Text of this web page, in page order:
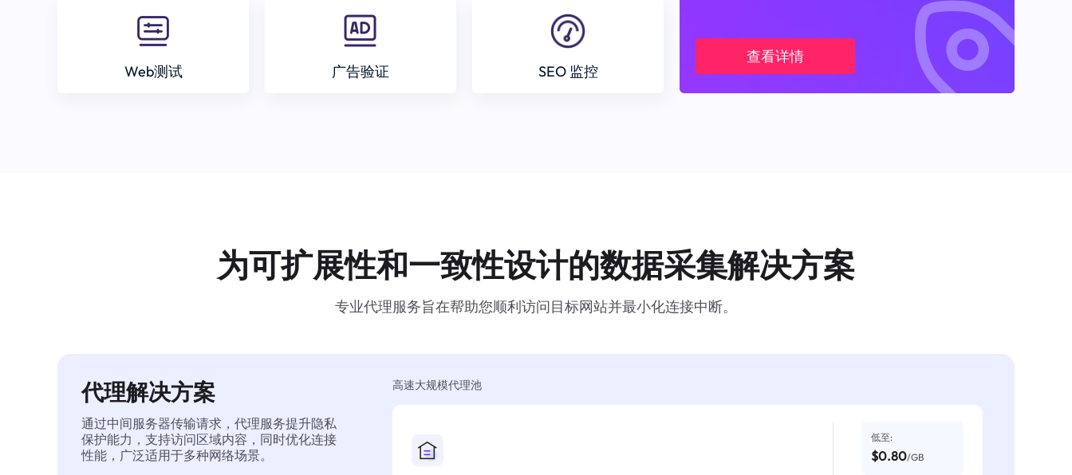
Web测试 广告验证 SEO 监控
查看详情
为可扩展性和一致性设计的数据采集解决方案
专业代理服务旨在帮助您顺利访问目标网站并最小化连接中断。
代理解决方案
通过中间服务器传输请求，代理服务提升隐私
保护能力，支持访问区域内容，同时优化连接
性能，广泛适用于多种网络场景。
高速大规模代理池
低至:
$0.80/GB